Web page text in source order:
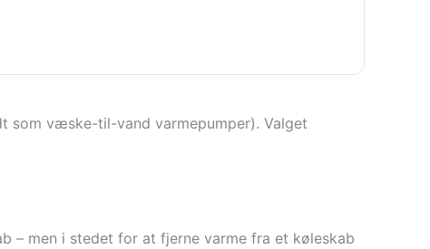
som væske-til-vand varmepumper). Valget
– men i stedet for at fjerne varme fra et køleskab